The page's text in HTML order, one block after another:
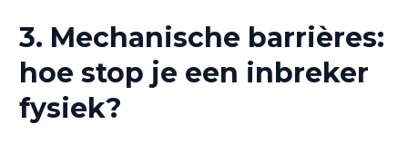
3. Mechanische barrières:
hoe stop je een inbreker
fysiek?